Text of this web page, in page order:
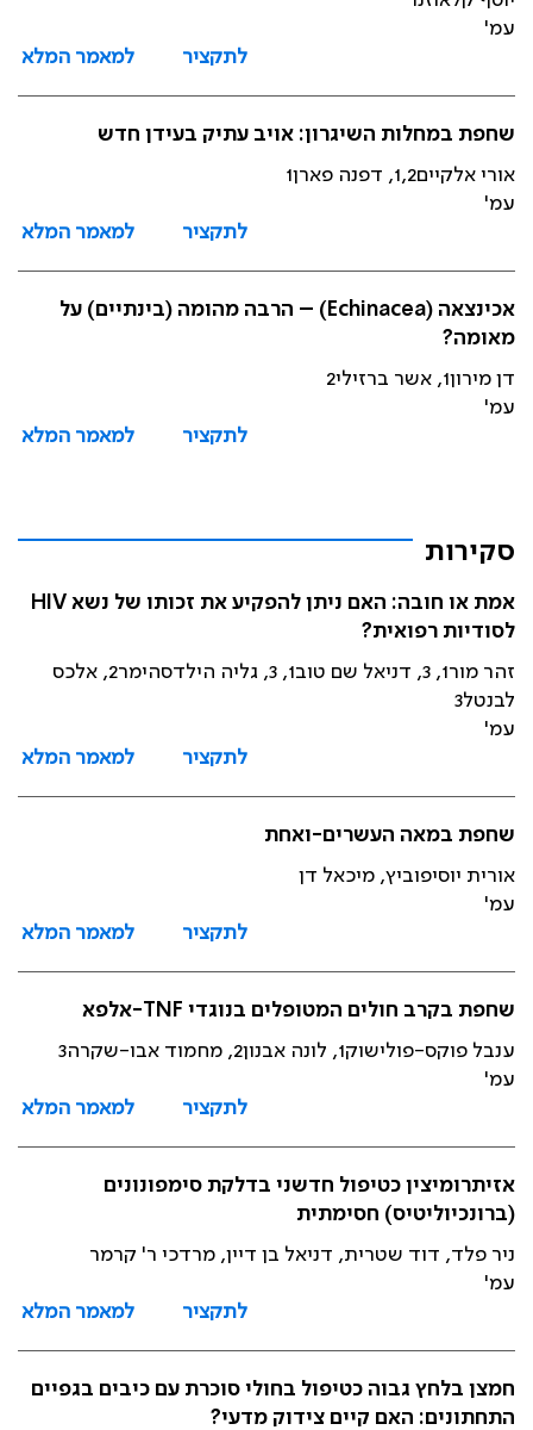
עמ'
לתקציר
למאמר המלא
שחפת במחלות השיגרון: אויב עתיק בעידן חדש
אורי אלקיים1,2, דפנה פארן1
עמ'
לתקציר
למאמר המלא
אכינצאה (Echinacea) – הרבה מהומה (בינתיים) על
מאומה?
דן מירון1, אשר ברזילי2
עמ'
לתקציר
למאמר המלא
סקירות
אמת או חובה: האם ניתן להפקיע את זכותו של נשא HIV
לסודיות רפואית?
זהר מור1, 3, דניאל שם טוב1, 3, גליה הילדסהימר2, אלכס
לבנטל3
עמ'
לתקציר
למאמר המלא
שחפת במאה העשרים-ואחת
אורית יוסיפוביץ, מיכאל דן
עמ'
לתקציר
למאמר המלא
שחפת בקרב חולים המטופלים בנוגדי TNF-אלפא
ענבל פוקס-פולישוק1, לונה אבנון2, מחמוד אבו-שקרה3
עמ'
לתקציר
למאמר המלא
אזיתרומיצין כטיפול חדשני בדלקת סימפונונים
(ברונכיוליטיס) חסימתית
ניר פלד, דוד שטרית, דניאל בן דיין, מרדכי ר' קרמר
עמ'
לתקציר
למאמר המלא
חמצן בלחץ גבוה כטיפול בחולי סוכרת עם כיבים בגפיים
התחתונים: האם קיים צידוק מדעי?